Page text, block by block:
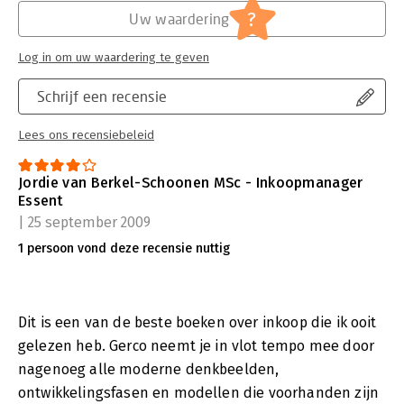
Schrijf een recensie
Lees ons recensiebeleid
Uw waardering ?
Log in om uw waardering te geven
Jordie van Berkel-Schoonen MSc - Inkoopmanager
Essent
| 25 september 2009
1 persoon vond deze recensie nuttig
Dit is een van de beste boeken over inkoop die ik ooit
gelezen heb. Gerco neemt je in vlot tempo mee door
nagenoeg alle moderne denkbeelden,
ontwikkelingsfasen en modellen die voorhanden zijn